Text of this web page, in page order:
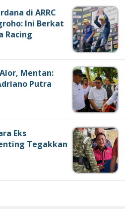
di ARRC
Ini Berkat
Racing
Mentan:
Putra
Eks
Tegakkan